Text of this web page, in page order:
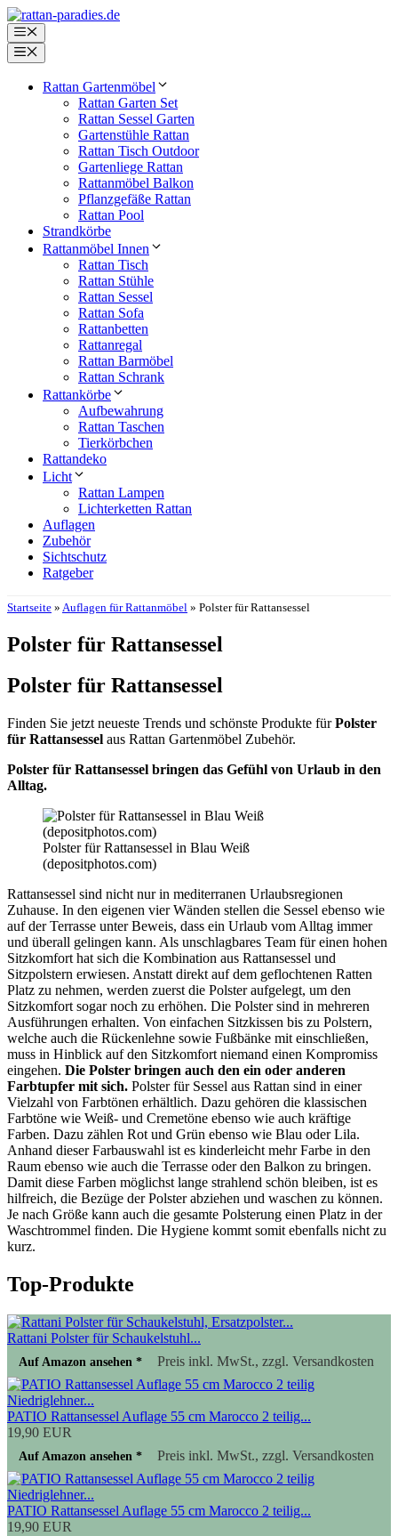
Zum
Inhalt
springen
Menü
Menü
Rattan Gartenmöbel
Rattan Garten Set
Rattan Sessel Garten
Gartenstühle Rattan
Rattan Tisch Outdoor
Gartenliege Rattan
Rattanmöbel Balkon
Pflanzgefäße Rattan
Rattan Pool
Strandkörbe
Rattanmöbel Innen
Rattan Tisch
Rattan Stühle
Rattan Sessel
Rattan Sofa
Rattanbetten
Rattanregal
Rattan Barmöbel
Rattan Schrank
Rattankörbe
Aufbewahrung
Rattan Taschen
Tierkörbchen
Rattandeko
Licht
Rattan Lampen
Lichterketten Rattan
Auflagen
Zubehör
Sichtschutz
Ratgeber
Startseite » Auflagen für Rattanmöbel » Polster für Rattansessel
Polster für Rattansessel
Polster für Rattansessel
Finden Sie jetzt neueste Trends und schönste Produkte fürPolster
für Rattansessel aus Rattan Gartenmöbel Zubehör.
Polster für Rattansessel bringen das Gefühl von Urlaub in den
Alltag.
Polster für Rattansessel in Blau Weiß
(depositphotos.com)
Rattansessel sind nicht nur in mediterranen Urlaubsregionen
Zuhause. In den eigenen vier Wänden stellen die Sessel ebenso wie
auf der Terrasse unter Beweis, dass ein Urlaub vom Alltag immer
und überall gelingen kann. Als unschlagbares Team für einen hohen
Sitzkomfort hat sich die Kombination aus Rattansessel und
Sitzpolstern erwiesen. Anstatt direkt auf dem geflochtenen Ratten
Platz zu nehmen, werden zuerst die Polster aufgelegt, um den
Sitzkomfort sogar noch zu erhöhen. Die Polster sind in mehreren
Ausführungen erhalten. Von einfachen Sitzkissen bis zu Polstern,
welche auch die Rückenlehne sowie Fußbänke mit einschließen,
muss in Hinblick auf den Sitzkomfort niemand einen Kompromiss
eingehen. Die Polster bringen auch den ein oder anderen
Farbtupfer mit sich. Polster für Sessel aus Rattan sind in einer
Vielzahl von Farbtönen erhältlich. Dazu gehören die klassischen
Farbtöne wie Weiß- und Cremetöne ebenso wie auch kräftige
Farben. Dazu zählen Rot und Grün ebenso wie Blau oder Lila.
Anhand dieser Farbauswahl ist es kinderleicht mehr Farbe in den
Raum ebenso wie auch die Terrasse oder den Balkon zu bringen.
Damit diese Farben möglichst lange strahlend schön bleiben, ist es
hilfreich, die Bezüge der Polster abziehen und waschen zu können.
Je nach Größe kann auch die gesamte Polsterung einen Platz in der
Waschtrommel finden. Die Hygiene kommt somit ebenfalls nicht zu
kurz.
Top-Produkte
Rattani Polster für Schaukelstuhl...
Auf Amazon ansehen * Preis inkl. MwSt., zzgl. Versandkosten
PATIO Rattansessel Auflage 55 cm Marocco 2 teilig...
19,90 EUR
Auf Amazon ansehen * Preis inkl. MwSt., zzgl. Versandkosten
PATIO Rattansessel Auflage 55 cm Marocco 2 teilig...
19,90 EUR